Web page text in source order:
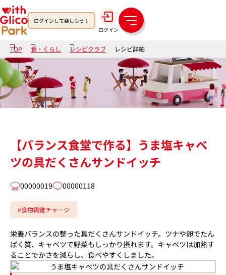
ログインして楽しもう！
ログイン
メ
ニ
ュ
ー
TOP 食・くらし レシピクラブ レシピ詳細
【バランス食堂で作る】うま塩キャベ
ツの具だくさんサンドイッチ
00000019 00000118
#食物繊維チャージ
栄養バランスの整った具だくさんサンドイッチ。ツナや卵でたん
ぱく質、キャベツで野菜もしっかり摂れます。キャベツは加熱す
ることでかさを減らし、食べやすくしました。